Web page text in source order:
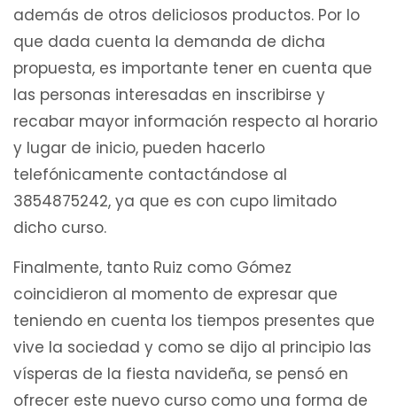
además de otros deliciosos productos. Por lo
que dada cuenta la demanda de dicha
propuesta, es importante tener en cuenta que
las personas interesadas en inscribirse y
recabar mayor información respecto al horario
y lugar de inicio, pueden hacerlo
telefónicamente contactándose al
3854875242, ya que es con cupo limitado
dicho curso.
Finalmente, tanto Ruiz como Gómez
coincidieron al momento de expresar que
teniendo en cuenta los tiempos presentes que
vive la sociedad y como se dijo al principio las
vísperas de la fiesta navideña, se pensó en
ofrecer este nuevo curso como una forma de